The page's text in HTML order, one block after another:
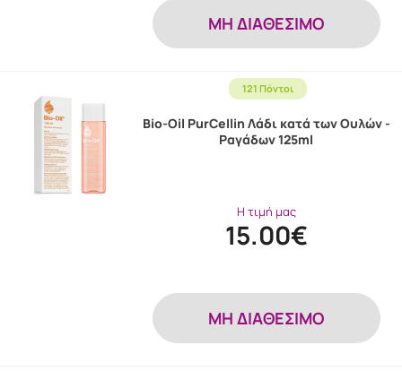
MH ΔΙΑΘΕΣΙΜΟ
121 Πόντοι
Bio-Oil PurCellin Λάδι κατά των Ουλών -
Ραγάδων 125ml
Η τιμή μας
15.00€
MH ΔΙΑΘΕΣΙΜΟ